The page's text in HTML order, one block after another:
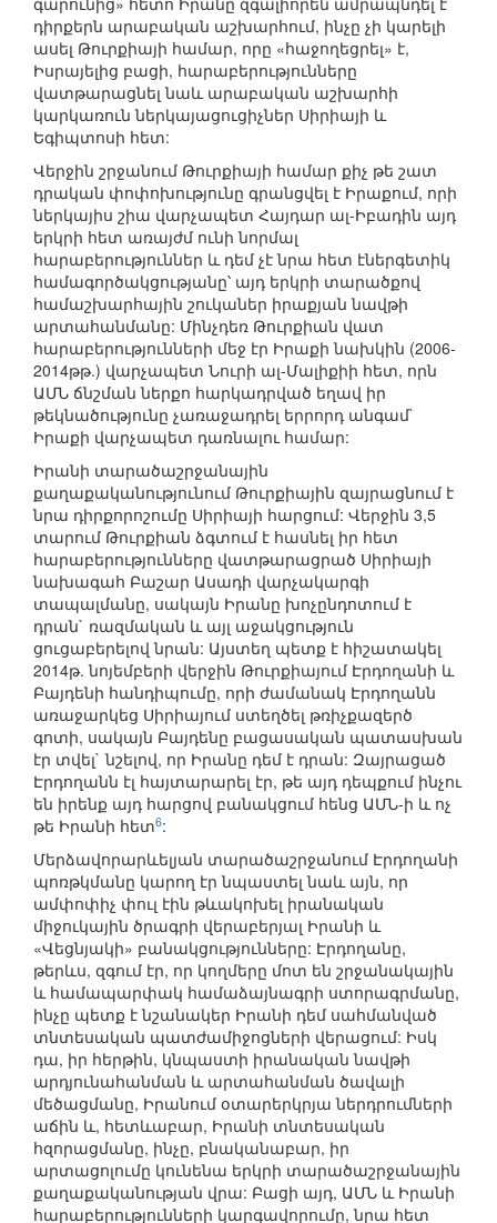
դիրքերն արաբական աշխարհում, ինչը չի կարելի
ասել Թուրքիայի համար, որը «հաջողեցրել» է,
Իսրայելից բացի, հարաբերությունները
վատթարացնել նաև արաբական աշխարհի
կարկառուն ներկայացուցիչներ Սիրիայի և
Եգիպտոսի հետ:
Վերջին շրջանում Թուրքիայի համար քիչ թե շատ
դրական փոփոխությունը գրանցվել է Իրաքում, որի
ներկայիս շիա վարչապետ Հայդար ալ-Իբադին այդ
երկրի հետ առայժմ ունի նորմալ
հարաբերություններ և դեմ չէ նրա հետ էներգետիկ
համագործակցությանը՝ այդ երկրի տարածքով
համաշխարհային շուկաներ իրաքյան նավթի
արտահանմանը: Մինչդեռ Թուրքիան վատ
հարաբերությունների մեջ էր Իրաքի նախկին (2006-
2014թթ.) վարչապետ Նուրի ալ-Մալիքիի հետ, որն
ԱՄՆ ճնշման ներքո հարկադրված եղավ իր
թեկնածությունը չառաջադրել երրորդ անգամ`
Իրաքի վարչապետ դառնալու համար:
Իրանի տարածաշրջանային
քաղաքականությունում Թուրքիային զայրացնում է
նրա դիրքորոշումը Սիրիայի հարցում: Վերջին 3,5
տարում Թուրքիան ձգտում է հասնել իր հետ
հարաբերությունները վատթարացրած Սիրիայի
նախագահ Բաշար Ասադի վարչակարգի
տապալմանը, սակայն Իրանը խոչընդոտում է
դրան` ռազմական և այլ աջակցություն
ցուցաբերելով նրան: Այստեղ պետք է հիշատակել
2014թ. նոյեմբերի վերջին Թուրքիայում Էրդողանի և
Բայդենի հանդիպումը, որի ժամանակ Էրդողանն
առաջարկեց Սիրիայում ստեղծել թռիչքազերծ
գոտի, սակայն Բայդենը բացասական պատասխան
էր տվել` նշելով, որ Իրանը դեմ է դրան: Զայրացած
Էրդողանն էլ հայտարարել էր, թե այդ դեպքում ինչու
են իրենք այդ հարցով բանակցում հենց ԱՄՆ-ի և ոչ
թե Իրանի հետ6:
Մերձավորարևելյան տարածաշրջանում Էրդողանի
պոռթկմանը կարող էր նպաստել նաև այն, որ
ամփոփիչ փուլ էին թևակոխել իրանական
միջուկային ծրագրի վերաբերյալ Իրանի և
«Վեցնյակի» բանակցությունները: Էրդողանը,
թերևս, զգում էր, որ կողմերը մոտ են շրջանակային
և համապարփակ համաձայնագրի ստորագրմանը,
ինչը պետք է նշանակեր Իրանի դեմ սահմանված
տնտեսական պատժամիջոցների վերացում: Իսկ
դա, իր հերթին, կնպաստի իրանական նավթի
արդյունահանման և արտահանման ծավալի
մեծացմանը, Իրանում օտարերկրյա ներդրումների
աճին և, հետևաբար, Իրանի տնտեսական
հզորացմանը, ինչը, բնականաբար, իր
արտացոլումը կունենա երկրի տարածաշրջանային
քաղաքականության վրա: Բացի այդ, ԱՄՆ և Իրանի
հարաբերությունների կարգավորումը, նրա հետ